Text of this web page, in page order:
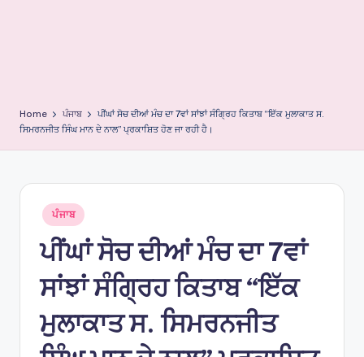
Home ਪੰਜਾਬ
ਪੀਂਘਾਂ ਸੋਚ ਦੀਆਂ ਮੰਚ ਦਾ 7ਵਾਂ ਸਾਂਝਾਂ ਸੰਗ੍ਰਿਹ ਕਿਤਾਬ “ਇੱਕ ਮੁਲਾਕਾਤ ਸ.
ਸਿਮਰਨਜੀਤ ਸਿੰਘ ਮਾਨ ਦੇ ਨਾਲ” ਪ੍ਰਕਾਸ਼ਿਤ ਹੋਣ ਜਾ ਰਹੀ ਹੈ।
Posted
in
ਪੰਜਾਬ
ਪੀਂਘਾਂ ਸੋਚ ਦੀਆਂ ਮੰਚ ਦਾ 7ਵਾਂ
ਸਾਂਝਾਂ ਸੰਗ੍ਰਿਹ ਕਿਤਾਬ “ਇੱਕ
ਮੁਲਾਕਾਤ ਸ. ਸਿਮਰਨਜੀਤ